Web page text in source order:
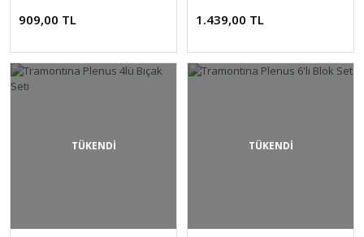
909,00 TL 1.439,00 TL
TÜKENDİ TÜKENDİ